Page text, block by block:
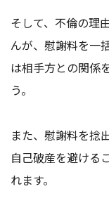
そして、不倫の理
んが、慰謝料を一
は相手方との関係
う。
また、慰謝料を捻
自己破産を避ける
れます。